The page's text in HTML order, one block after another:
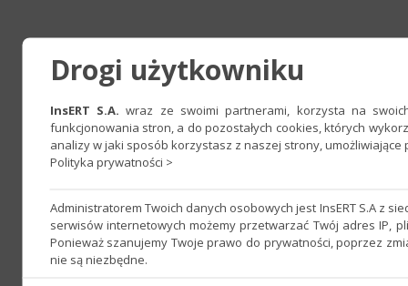
Drogi użytkowniku
InsERT S.A. wraz ze swoimi partnerami, korzysta na
funkcjonowania stron, a do pozostałych cookies, których
analizy w jaki sposób korzystasz z naszej strony,
Polityka prywatności >
Administratorem Twoich danych osobowych jest InsERT S.A z
serwisów internetowych możemy przetwarzać Twój adres IP,
Ponieważ szanujemy Twoje prawo do prywatności, poprzez
nie są niezbędne.